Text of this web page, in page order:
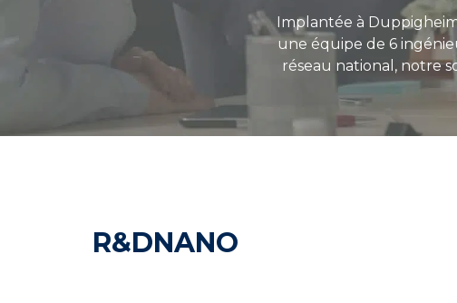
Implantée à
une équipe de 6
réseau national, notre
R&DNANO